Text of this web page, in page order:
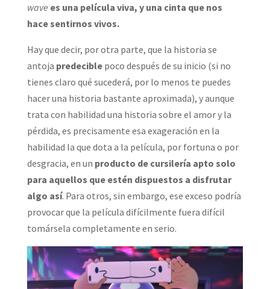
wave es una película viva, y una cinta que nos
hace sentirnos vivos.
Hay que decir, por otra parte, que la historia se
antoja predecible poco después de su inicio (si no
tienes claro qué sucederá, por lo menos te puedes
hacer una historia bastante aproximada), y aunque
trata con habilidad una historia sobre el amor y la
pérdida, es precisamente esa exageración en la
habilidad la que dota a la película, por fortuna o por
desgracia, en un producto de cursilería apto solo
para aquellos que estén dispuestos a disfrutar
algo así. Para otros, sin embargo, ese exceso podría
provocar que la película difícilmente fuera difícil
tomársela completamente en serio.